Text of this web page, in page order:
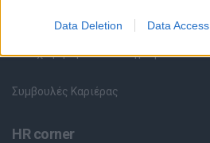
Data Deletion Data Access
Καταχώρηση Online Βιογραφικού
Συμβουλές Καριέρας
HR corner